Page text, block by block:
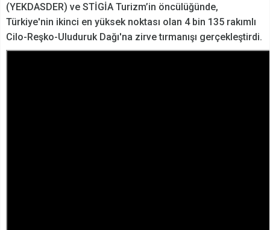
(YEKDASDER) ve STİGİA Turizm’in öncülüğünde,
Türkiye'nin ikinci en yüksek noktası olan 4 bin 135 rakımlı
Cilo-Reşko-Uluduruk Dağı'na zirve tırmanışı gerçekleştirdi.